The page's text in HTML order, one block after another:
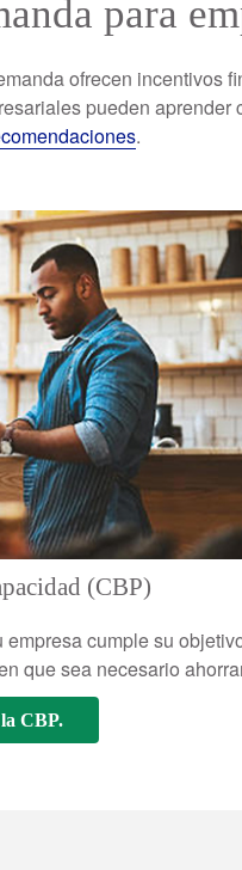
para
ofrecen incentivos
pueden
.
(CBP)
cumple su
que sea necesario
CBP.